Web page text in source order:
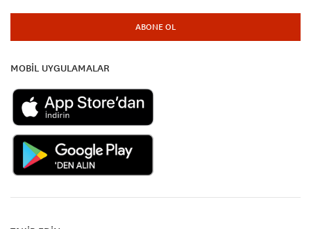
ABONE OL
MOBİL UYGULAMALAR